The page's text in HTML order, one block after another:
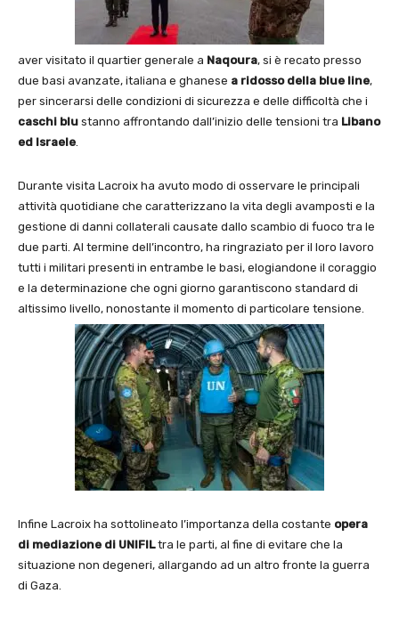
aver visitato il quartier generale a Naqoura, si è recato presso
due basi avanzate, italiana e ghanese a ridosso della blue line,
per sincerarsi delle condizioni di sicurezza e delle difficoltà che i
caschi blu stanno affrontando dall’inizio delle tensioni tra Libano
ed Israele
Durante visita Lacroix ha avuto modo di osservare le principali
attività quotidiane che caratterizzano la vita degli avamposti e la
gestione di danni collaterali causate dallo scambio di fuoco tra le
due parti. Al termine dell’incontro, ha ringraziato per il loro lavoro
tutti i militari presenti in entrambe le basi, elogiandone il coraggio
e la determinazione che ogni giorno garantiscono standard di
altissimo livello, nonostante il momento di particolare tensione.
Infine Lacroix ha sottolineato l’importanza della costante opera
di mediazione di UNIFILtra le parti, al fine di evitare che la
situazione non degeneri, allargando ad un altro fronte la guerra
di Gaza.